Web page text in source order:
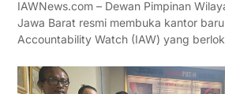
IAWNews.com – Dewan Pimpinan
Jawa Barat resmi membuka kantor
Accountability Watch (IAW) yang